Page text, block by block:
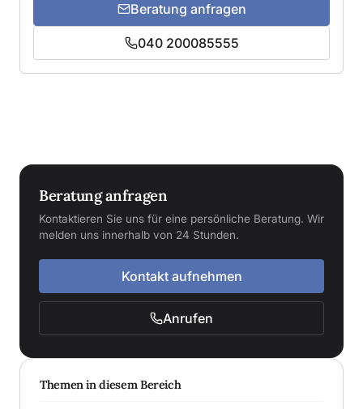
Beratung anfragen
040 200085555
Beratung anfragen
Kontaktieren Sie uns für eine persönliche Beratung. Wir
melden uns innerhalb von 24 Stunden.
Kontakt aufnehmen
Anrufen
Themen in diesem Bereich